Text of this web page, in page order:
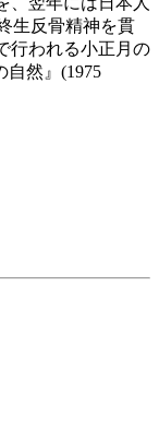
生反骨精神を貫
行われる小正月の
自然』(1975